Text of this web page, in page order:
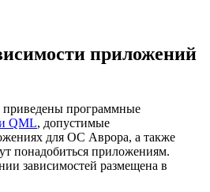
приложений
приведены программные
QML, допустимые
для ОС Аврора, а также
понадобиться приложениям.
зависимостей размещена в